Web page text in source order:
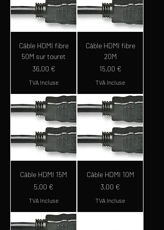
Câble HDMI fibre
50M sur touret
Prix
36,00 €
TVA Incluse
Câble HDMI fibre
20M
Prix
15,00 €
TVA Incluse
Câble HDMI 15M
Prix
5,00 €
TVA Incluse
Câble HDMI 10M
Prix
3,00 €
TVA Incluse